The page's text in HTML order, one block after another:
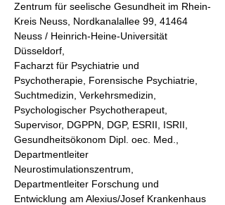
Zentrum für seelische Gesundheit im Rhein-
Kreis Neuss, Nordkanalallee 99, 41464
Neuss / Heinrich-Heine-Universität
Düsseldorf,
Facharzt für Psychiatrie und
Psychotherapie, Forensische Psychiatrie,
Suchtmedizin, Verkehrsmedizin,
Psychologischer Psychotherapeut,
Supervisor, DGPPN, DGP, ESRII, ISRII,
Gesundheitsökonom Dipl. oec. Med.,
Departmentleiter
Neurostimulationszentrum,
Departmentleiter Forschung und
Entwicklung am Alexius/Josef Krankenhaus